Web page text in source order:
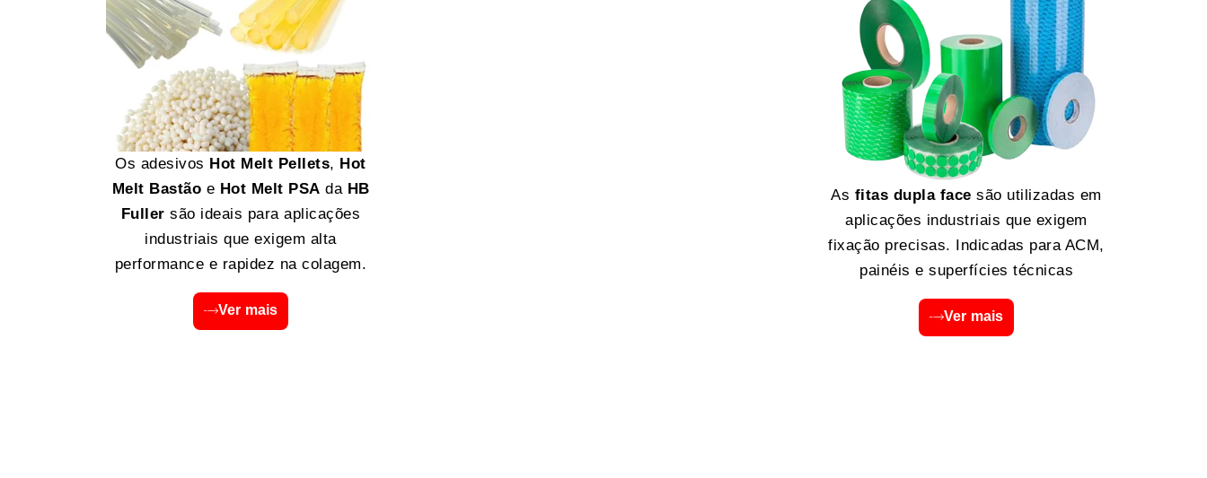
Os adesivos Hot Melt Pellets, Hot
Melt Bastão e Hot Melt PSA da HB
Fuller são ideais para aplicações
industriais que exigem alta
performance e rapidez na colagem.
Ver mais
As fitas dupla face são utilizadas em
aplicações industriais que exigem
fixação precisas. Indicadas para ACM,
painéis e superfícies técnicas
Ver mais